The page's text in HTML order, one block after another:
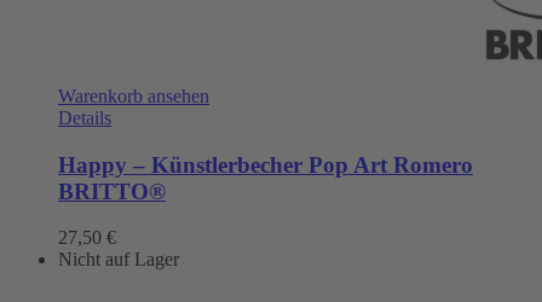
Warenkorb ansehen
Details
Happy – Künstlerbecher Pop Art Romero
BRITTO®
27,50 €
Nicht auf Lager